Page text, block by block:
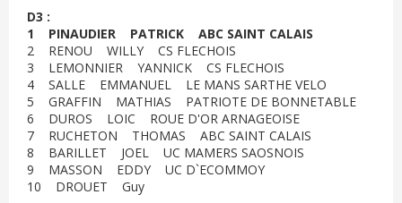
D3 :
1 PINAUDIER PATRICK ABC SAINT CALAIS
2 RENOU WILLY CS FLECHOIS
3 LEMONNIER YANNICK CS FLECHOIS
4 SALLE EMMANUEL LE MANS SARTHE VELO
5 GRAFFIN MATHIAS PATRIOTE DE BONNETABLE
6 DUROS LOIC ROUE D'OR ARNAGEOISE
7 RUCHETON THOMAS ABC SAINT CALAIS
8 BARILLET JOEL UC MAMERS SAOSNOIS
9 MASSON EDDY UC D`ECOMMOY
10 DROUET Guy